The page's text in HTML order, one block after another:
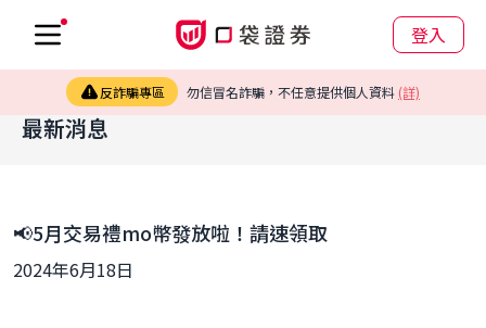
登入
反詐騙專區 勿信冒名詐騙，不任意提供個人資料 (詳)
最新消息
📢5月交易禮mo幣發放啦！請速領取
2024年6月18日